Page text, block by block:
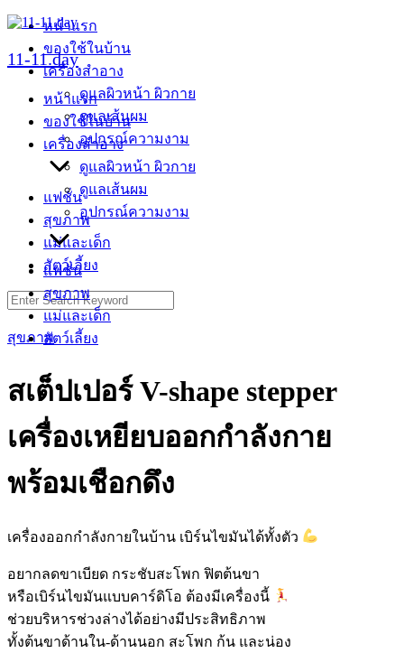
Skip
content
11-11.day
หน้าแรก
ของใช้ในบ้าน
เครื่องสำอาง
ดูแลผิวหน้า ผิวกาย
ดูแลเส้นผม
อุปกรณ์ความงาม
แฟชั่น
สุขภาพ
แม่และเด็ก
สัตว์เลี้ยง
หน้าแรก
ของใช้ในบ้าน
เครื่องสำอาง
ดูแลผิวหน้า ผิวกาย
ดูแลเส้นผม
อุปกรณ์ความงาม
แฟชั่น
สุขภาพ
แม่และเด็ก
สัตว์เลี้ยง
Search
for:
สุขภาพ
สเต็ปเปอร์ V-shape stepper
เครื่องเหยียบออกกำลังกาย
พร้อมเชือกดึง
เครื่องออกกำลังกายในบ้าน เบิร์นไขมันได้ทั้งตัว
อยากลดขาเบียด กระชับสะโพก ฟิตต้นขา
หรือเบิร์นไขมันแบบคาร์ดิโอ ต้องมีเครื่องนี้
ช่วยบริหารช่วงล่างได้อย่างมีประสิทธิภาพ
ทั้งต้นขาด้านใน-ด้านนอก สะโพก ก้น และน่อง